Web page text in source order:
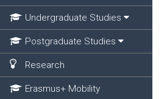
Undergraduate Studies
Postgraduate Studies
Research
Erasmus+ Mobility